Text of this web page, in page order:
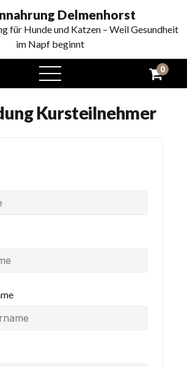
Delmenhorst
für Hunde und Katzen – Weil Gesundheit
im Napf beginnt
open
menu
0
Kursteilnehmer